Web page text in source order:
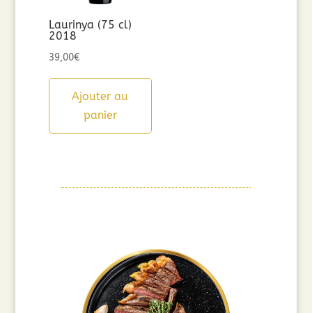
Laurinya (75 cl)
2018
39,00€
Ajouter au
panier